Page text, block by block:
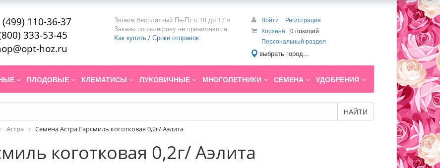
(499) 110-36-37
333-53-45
hoz.ru
Звонок бесплатный Пн-Пт с 10 до 17 ч
Заказы по телефону не принимаются.
Как купить / Сроки отправок
Войти
Регистрация
Корзина
0 позиций
Персональный раздел
выбрать город...
ПЛОДОВЫЕ КЛЕМАТИСЫ ЛУКОВИЧНЫЕ МНОГОЛЕТНИКИ СЕМЕНА УДОБРЕНИЯ
НАЙТИ
Астра Семена Астра Гарсмиль коготковая 0,2г/ Аэлита
коготковая 0,2г/ Аэлита